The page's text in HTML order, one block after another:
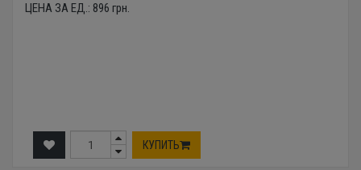
ЦЕНА ЗА ЕД.: 896 грн.
КУПИТЬ